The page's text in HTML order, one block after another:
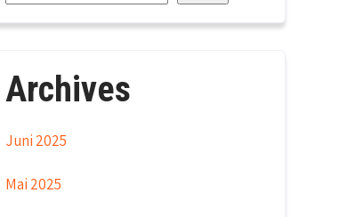
Archives
Juni 2025
Mai 2025